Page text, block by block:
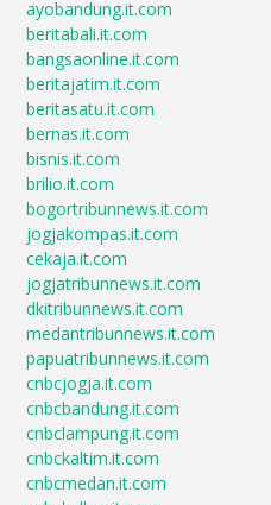
ayobandung.it.com
beritabali.it.com
bangsaonline.it.com
beritajatim.it.com
beritasatu.it.com
bernas.it.com
bisnis.it.com
brilio.it.com
bogortribunnews.it.com
jogjakompas.it.com
cekaja.it.com
jogjatribunnews.it.com
dkitribunnews.it.com
medantribunnews.it.com
papuatribunnews.it.com
cnbcjogja.it.com
cnbcbandung.it.com
cnbclampung.it.com
cnbckaltim.it.com
cnbcmedan.it.com